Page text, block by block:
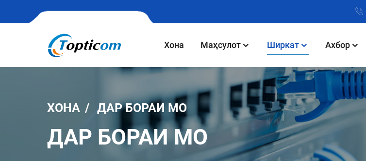
Хона Маҳсулот Ширкат Ахбор
ХОНА ДАР БОРАИ МО
ДАР БОРАИ МО